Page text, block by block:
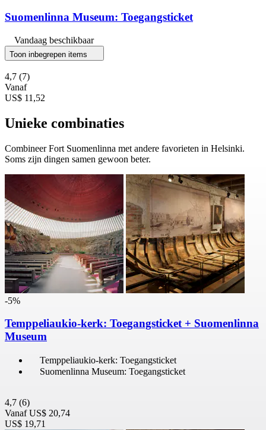
Suomenlinna Museum: Toegangsticket
Vandaag beschikbaar
Toon inbegrepen items
4,7 (7)
Vanaf
US$ 11,52
Unieke combinaties
Combineer Fort Suomenlinna met andere favorieten in Helsinki.
Soms zijn dingen samen gewoon beter.
-5%
Temppeliaukio-kerk: Toegangsticket + Suomenlinna
Museum
Temppeliaukio-kerk: Toegangsticket
Suomenlinna Museum: Toegangsticket
4,7 (6)
Vanaf US$ 20,74
US$ 19,71